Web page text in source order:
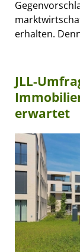
erhalten.
JLL-
erwartet